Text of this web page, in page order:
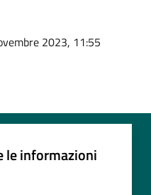
2023, 11:55
le informazioni